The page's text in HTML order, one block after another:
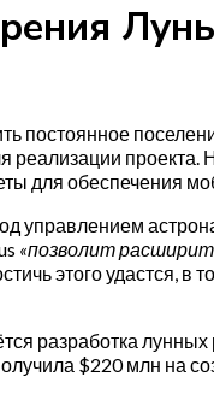
постоянное
проекта.
для обеспечения
управлением
«позволит
этого удастся, в
разработка
$220 млн на